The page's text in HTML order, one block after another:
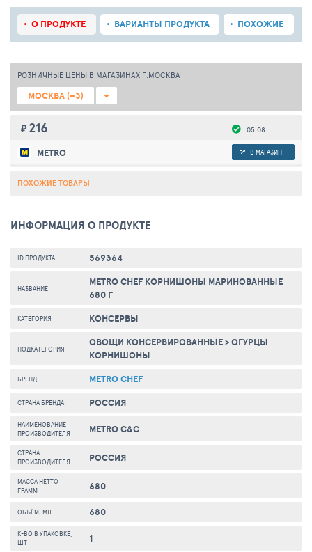
О ПРОДУКТЕ ВАРИАНТЫ ПРОДУКТА ПОХОЖИЕ
РОЗНИЧНЫЕ ЦЕНЫ В МАГАЗИНАХ Г.МОСКВА
МОСКВА (+3)
₽ 216 05.08
METRO В МАГАЗИН
ПОХОЖИЕ ТОВАРЫ
ИНФОРМАЦИЯ О ПРОДУКТЕ
ID ПРОДУКТА 569364
НАЗВАНИЕ
METRO CHEF КОРНИШОНЫ МАРИНОВАННЫЕ
680 Г
КАТЕГОРИЯ КОНСЕРВЫ
ПОДКАТЕГОРИЯ ОВОЩИ КОНСЕРВИРОВАННЫЕ>ОГУРЦЫ
КОРНИШОНЫ
БРЕНД METRO CHEF
СТРАНА БРЕНДА РОССИЯ
НАИМЕНОВАНИЕ
ПРОИЗВОДИТЕЛЯ
METRO C&C
СТРАНА
ПРОИЗВОДИТЕЛЯ
РОССИЯ
МАССА НЕТТО,
ГРАММ
680
ОБЪЁМ, МЛ 680
К-ВО В УПАКОВКЕ,
ШТ
1